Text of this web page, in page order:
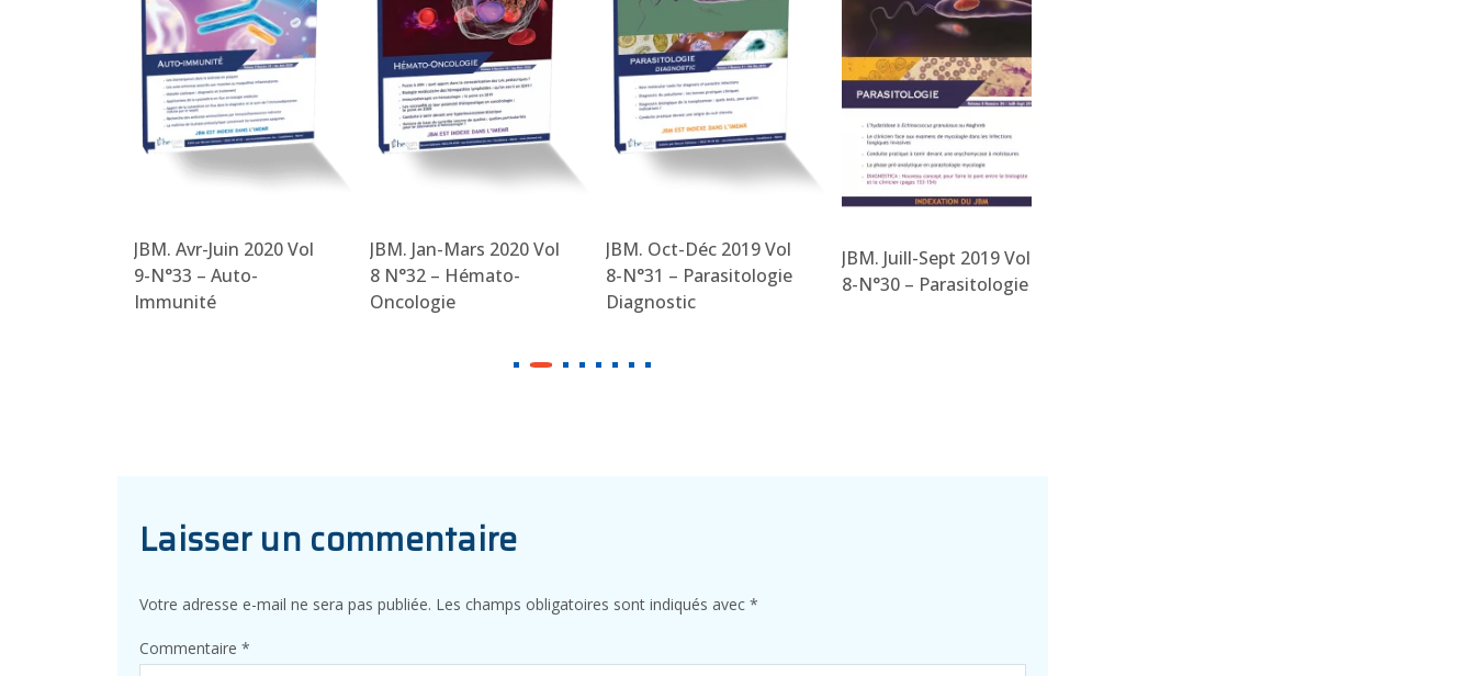
JBM. Avr-Juin 2020 Vol
9-N°33 – Auto-
Immunité
JBM. Jan-Mars 2020 Vol
8 N°32 – Hémato-
Oncologie
JBM. Oct-Déc 2019 Vol
8-N°31 – Parasitologie
Diagnostic
JBM. Juill-Sept 2019 Vol
8-N°30 – Parasitologie
Laisser un commentaire
Votre adresse e-mail ne sera pas publiée. Les champs obligatoires sont indiqués avec *
Commentaire *